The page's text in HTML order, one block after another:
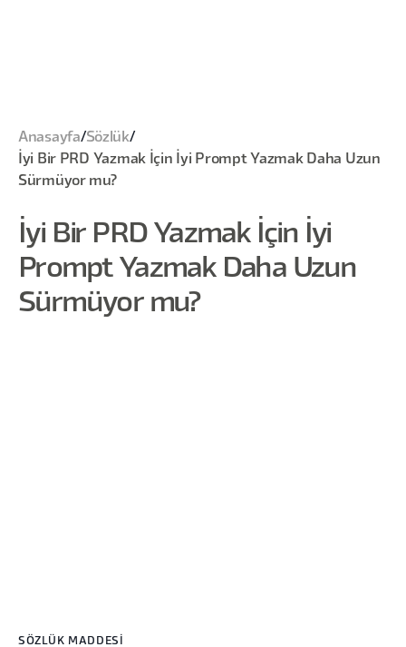
Anasayfa/Sözlük/
İyi Bir PRD Yazmak İçin İyi Prompt Yazmak Daha Uzun
Sürmüyor mu?
İyi Bir PRD Yazmak İçin İyi
Prompt Yazmak Daha Uzun
Sürmüyor mu?
SÖZLÜK MADDESİ